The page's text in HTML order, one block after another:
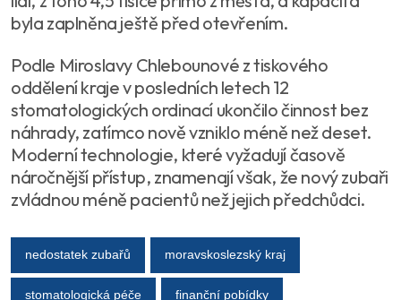
byla zaplněna ještě před otevřením.
Podle Miroslavy Chlebounové z tiskového
oddělení kraje v posledních letech 12
stomatologických ordinací ukončilo činnost bez
náhrady, zatímco nově vzniklo méně než deset.
Moderní technologie, které vyžadují časově
náročnější přístup, znamenají však, že nový zubaři
zvládnou méně pacientů než jejich předchůdci.
nedostatek zubařů moravskoslezský kraj
stomatologická péče finanční pobídky